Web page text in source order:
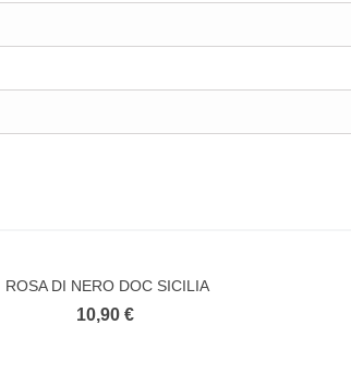
ROSA DI NERO DOC SICILIA
10,90 €